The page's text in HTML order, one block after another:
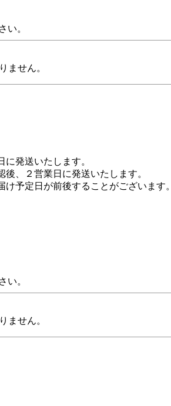
い。
ません。
発送いたします。
、２営業日に発送いたします。
予定日が前後することがございます。
い。
ません。